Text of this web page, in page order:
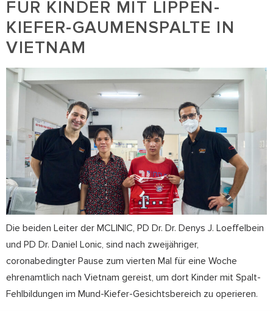
FÜR KINDER MIT LIPPEN-
KIEFER-GAUMENSPALTE IN
VIETNAM
Die beiden Leiter der MCLINIC, PD Dr. Dr. Denys J. Loeffelbein
und PD Dr. Daniel Lonic, sind nach zweijähriger,
coronabedingter Pause zum vierten Mal für eine Woche
ehrenamtlich nach Vietnam gereist, um dort Kinder mit Spalt-
Fehlbildungen im Mund-Kiefer-Gesichtsbereich zu operieren.